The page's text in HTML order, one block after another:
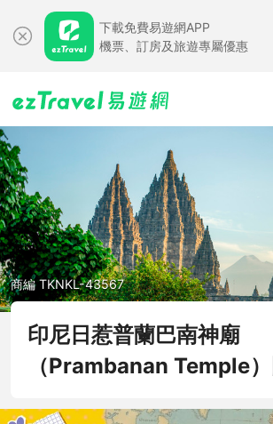
下載免費易遊網APP
機票、訂房及旅遊專屬優惠
商編 TKNKL-43567
印尼日惹普蘭巴南神廟
（Prambanan Temple